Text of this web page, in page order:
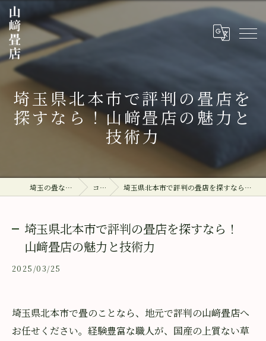
埼玉県北本市で評判の畳店を
探すなら！山﨑畳店の魅力と
技術力
埼玉の畳なら山﨑畳店 コラム 埼玉県北本市で評判の畳店を探すなら！山﨑畳店の魅力と技術力
埼玉県北本市で評判の畳店を探すなら！
山﨑畳店の魅力と技術力
2025/03/25
埼玉県北本市で畳のことなら、地元で評判の山﨑畳店へ
お任せください。経験豊富な職人が、国産の上質ない草